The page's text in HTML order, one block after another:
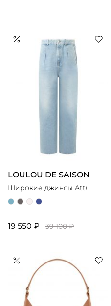
LOULOU DE SAISON
Широкие джинсы Attu
19 550 ₽ 39 100 ₽